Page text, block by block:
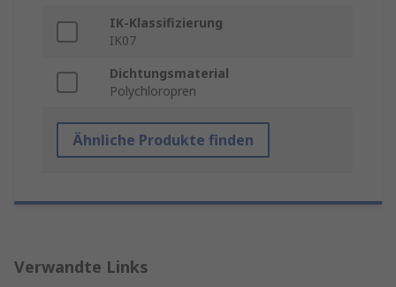
IK-Klassifizierung
IK07
Dichtungsmaterial
Polychloropren
Ähnliche Produkte finden
Verwandte Links